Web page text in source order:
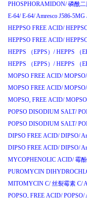
PHOSPHORAMIDON/ 磷酰
E-64/ E-64/Amresco J586-5MG
HEPPSO FREE ACID/
HEPPSO FREE ACID/
HEPPS （EPPS）/ HEPPS （
HEPPS （EPPS）/ HEPPS （
MOPSO FREE ACID/ MOPSO/
MOPSO FREE ACID/ MOPSO/
MOPSO, FREE ACID/
POPSO DISODIUM SALT/
POPSO DISODIUM SALT/
DIPSO FREE ACID/ DIPSO/
DIPSO FREE ACID/ DIPSO/
MYCOPHENOLIC ACID/ 霉
PUROMYCIN
MITOMYCIN C/ 丝裂霉素 C/
POPSO, FREE ACID/ POPSO/